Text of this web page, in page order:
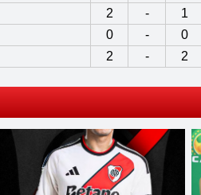
1
-
2
0
-
0
2
-
2